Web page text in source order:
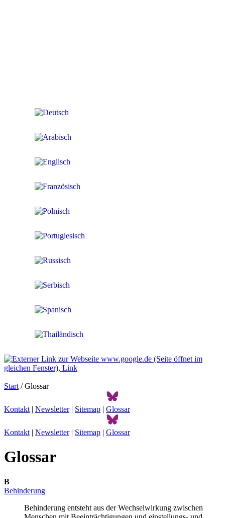
Start / Glossar
Kontakt | Newsletter| Sitemap | Glossar
Kontakt | Newsletter| Sitemap | Glossar
Glossar
B
Behinderung
Behinderung entsteht aus der Wechselwirkung zwischen